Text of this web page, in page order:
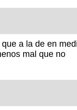
a la de en
mal que no